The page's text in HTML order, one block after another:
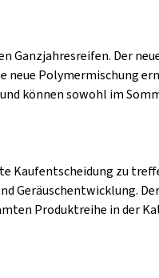
Der
neue Polymermischung
können sowohl im
Kaufentscheidung zu
Der
Produktreihe in der